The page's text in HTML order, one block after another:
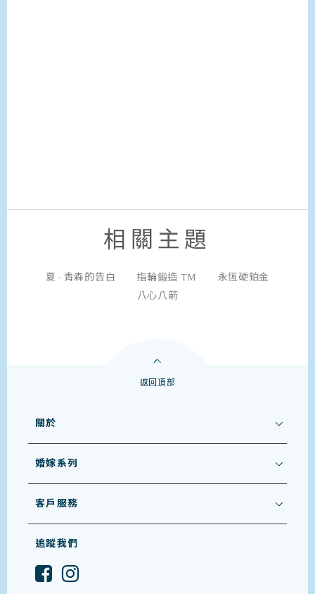
相關主題
夏 · 青森的告白 指輪鍛造 ™
永恆硬鉑金
八心八箭
返回頂部
關於
婚嫁系列
客戶服務
追蹤我們